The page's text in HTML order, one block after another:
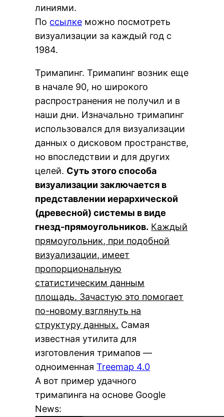
линиями.
По ссылке можно посмотреть
визуализации за каждый год с
1984.
Тримапинг. Тримапинг возник еще
в начале 90, но широкого
распространения не получил и в
наши дни. Изначально тримапинг
использовался для визуализации
данных о дисковом пространстве,
но впоследствии и для других
целей. Суть этого способа
визуализации заключается в
представлении иерархической
(древесной) системы в виде
гнезд-прямоугольников. Каждый
прямоугольник, при подобной
визуализации, имеет
пропорциональную
статистическим данным
площадь. Зачастую это помогает
по-новому взглянуть на
структуру данных. Самая
известная утилита для
изготовления тримапов —
одноименнаяTreemap 4.0
А вот пример удачного
тримапинга на основе Google
News: